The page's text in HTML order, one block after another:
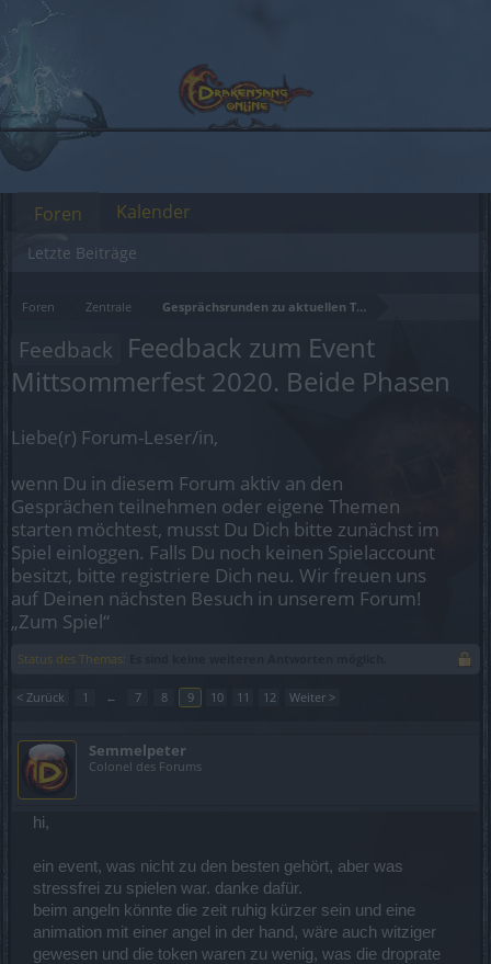
Foren Zentrale Gesprächsrunden zu aktuellen Themen
Feedback Feedback zum Event
Mittsommerfest 2020. Beide Phasen
Liebe(r) Forum-Leser/in,
wenn Du in diesem Forum aktiv an den
Gesprächen teilnehmen oder eigene Themen
starten möchtest, musst Du Dich bitte zunächst im
Spiel einloggen. Falls Du noch keinen Spielaccount
besitzt, bitte registriere Dich neu. Wir freuen uns
auf Deinen nächsten Besuch in unserem Forum!
„Zum Spiel“
Status des Themas:
< Zurück 1 ← 7 8 9 10 11 12 Weiter >
Semmelpeter
Colonel des Forums
hi,
ein event, was nicht zu den besten gehört, aber was
stressfrei zu spielen war. danke dafür.
beim angeln könnte die zeit ruhig kürzer sein und eine
animation mit einer angel in der hand, wäre auch witziger
gewesen und die token waren zu wenig, was die droprate
Foren
Letzte Beiträge
Kalender